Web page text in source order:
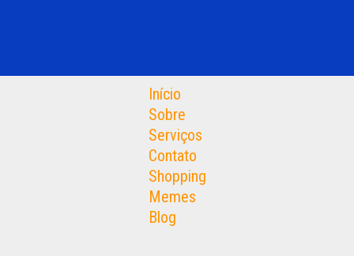
Início
Sobre
Serviços
Contato
Shopping
Memes
Blog